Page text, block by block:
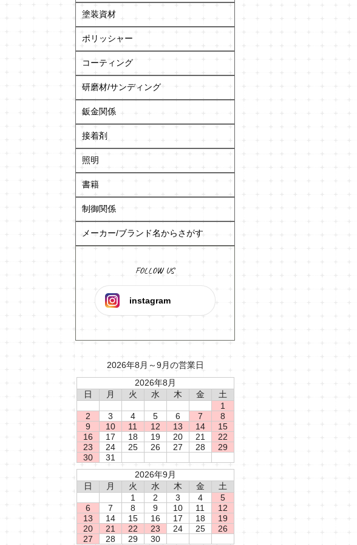
塗装資材
ポリッシャー
コーティング
研磨材/サンディング
鈑金関係
接着剤
照明
書籍
制御関係
メーカー/ブランド名からさがす
FOLLOW US
instagram
2026年8月～9月の営業日
2026年8月
日
月 火 水 木 金
土
1
2
3 4 5 6 7
8
9
10 11 12 13 14
15
16
17 18 19 20 21
22
23
24 25 26 27 28
29
30
31
2026年9月
日
月 火 水 木 金
土
1
2 3 4
5
6
7 8 9 10 11
12
13
14 15 16 17 18
19
20
21 22 23 24 25
26
27
28 29 30